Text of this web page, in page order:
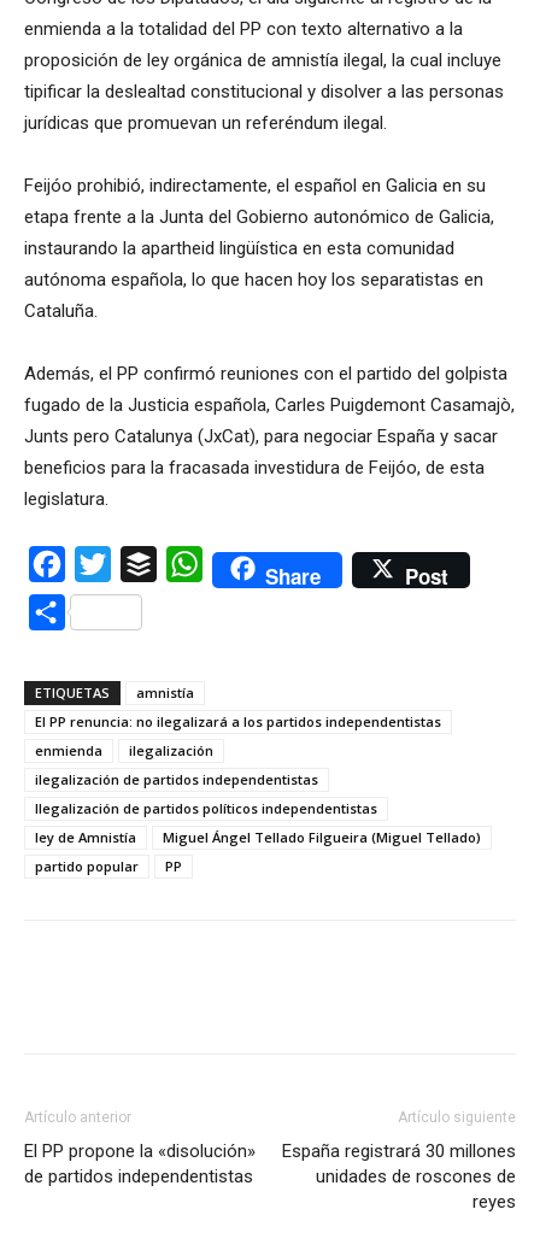
enmienda a la totalidad del PP con texto alternativo a la
proposición de ley orgánica de amnistía ilegal, la cual incluye
tipificar la deslealtad constitucional y disolver a las personas
jurídicas que promuevan un referéndum ilegal.
Feijóo prohibió, indirectamente, el español en Galicia en su
etapa frente a la Junta del Gobierno autonómico de Galicia,
instaurando la apartheid lingüística en esta comunidad
autónoma española, lo que hacen hoy los separatistas en
Cataluña.
Además, el PP confirmó reuniones con el partido del golpista
fugado de la Justicia española, Carles Puigdemont Casamajò,
Junts pero Catalunya (JxCat), para negociar España y sacar
beneficios para la fracasada investidura de Feijóo, de esta
legislatura.
Facebook
Twitter Buffer WhatsAppShare Post
Compartir
ETIQUETAS
amnistía
El PP renuncia: no ilegalizará a los partidos independentistas
enmienda
ilegalización
ilegalización de partidos independentistas
Ilegalización de partidos políticos independentistas
ley de Amnistía
Miguel Ángel Tellado Filgueira (Miguel Tellado)
partido popular
PP
Artículo anterior
El PP propone la «disolución»
de partidos independentistas
Artículo siguiente
España registrará 30 millones
unidades de roscones de
reyes